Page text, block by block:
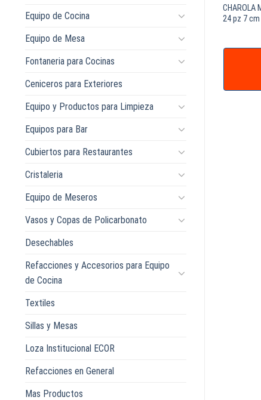
Equipo de Cocina
Equipo de Mesa
Fontaneria para Cocinas
Ceniceros para Exteriores
Equipo y Productos para Limpieza
Equipos para Bar
Cubiertos para Restaurantes
Cristaleria
Equipo de Meseros
Vasos y Copas de Policarbonato
Desechables
Refacciones y Accesorios para Equipo
de Cocina
Textiles
Sillas y Mesas
Loza Institucional ECOR
Refacciones en General
Mas Productos
CHAROLA
24 pz 7 cm